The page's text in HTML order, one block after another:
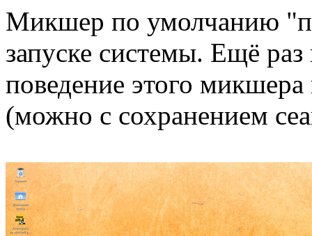
Микшер по умолчанию
запуске системы. Ещё
поведение этого
(можно с сохранением